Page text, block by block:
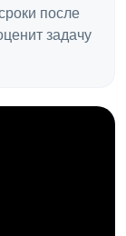
после
задачу